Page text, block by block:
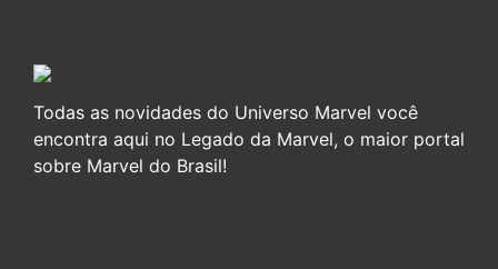
Todas as novidades do Universo Marvel você
encontra aqui no Legado da Marvel, o maior portal
sobre Marvel do Brasil!